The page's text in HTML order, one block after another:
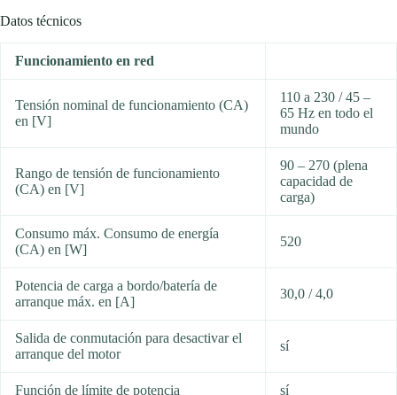
Datos técnicos
Funcionamiento en red
Tensión nominal de funcionamiento (CA)
en [V]
110 a 230 / 45 –
65 Hz en todo el
mundo
Rango de tensión de funcionamiento
(CA) en [V]
90 – 270 (plena
capacidad de
carga)
Consumo máx. Consumo de energía
(CA) en [W]
520
Potencia de carga a bordo/batería de
arranque máx. en [A]
30,0 / 4,0
Salida de conmutación para desactivar el
arranque del motor
sí
Función de límite de potencia sí